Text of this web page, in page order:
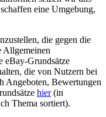
eine Umgebung,
die gegen die
Allgemeinen
eBay-Grundsätze
die von Nutzern bei
Angeboten, Bewertungen
hier(in
Thema sortiert).